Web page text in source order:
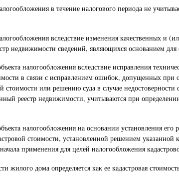
в течение налогового периода не
вследствие изменения качественных и
недвижимости сведений, являющихся основанием для
налогообложения вследствие исправления
в связи с исправлением ошибок, допущенных
стоимости или решению суда в случае
реестр недвижимости, учитываются при
налогообложения на основании установления
стоимости, установленной решением
применения для целей налогообложения
жилого дома определяется как ее кадастровая